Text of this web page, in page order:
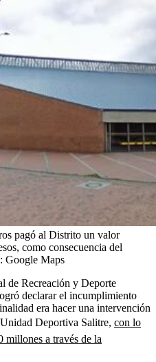
pagó al Distrito un valor
como consecuencia del
Google Maps
de Recreación y Deporte
declarar el incumplimiento
era hacer una intervención
Deportiva Salitre, con lo
millones a través de la